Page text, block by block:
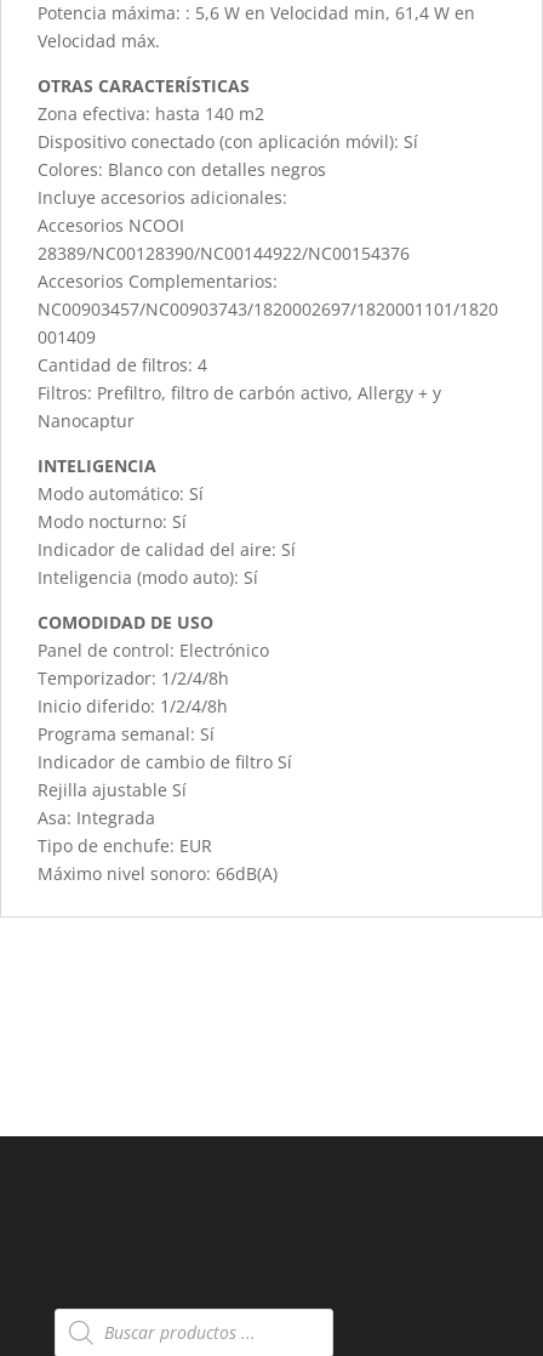
Potencia máxima: : 5,6 W en Velocidad min, 61,4 W en
Velocidad máx.
OTRAS CARACTERÍSTICAS
Zona efectiva: hasta 140 m2
Dispositivo conectado (con aplicación móvil): Sí
Colores: Blanco con detalles negros
Incluye accesorios adicionales:
Accesorios NCOOI
28389/NC00128390/NC00144922/NC00154376
Accesorios Complementarios:
NC00903457/NC00903743/1820002697/1820001101/1820
001409
Cantidad de filtros: 4
Filtros: Prefiltro, filtro de carbón activo, Allergy + y
Nanocaptur
INTELIGENCIA
Modo automático: Sí
Modo nocturno: Sí
Indicador de calidad del aire: Sí
Inteligencia (modo auto): Sí
COMODIDAD DE USO
Panel de control: Electrónico
Temporizador: 1/2/4/8h
Inicio diferido: 1/2/4/8h
Programa semanal: Sí
Indicador de cambio de filtro Sí
Rejilla ajustable Sí
Asa: Integrada
Tipo de enchufe: EUR
Máximo nivel sonoro: 66dB(A)
Búsqueda